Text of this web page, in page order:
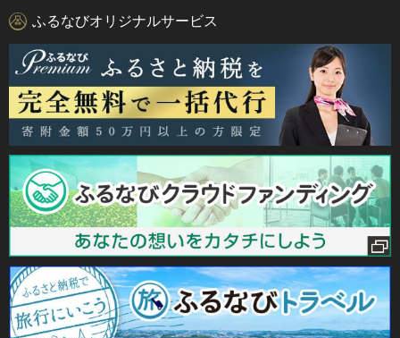
ふるなびオリジナルサービス